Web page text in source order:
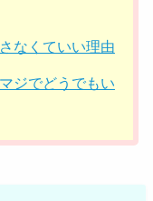
なくていい理由
ジでどうでもい